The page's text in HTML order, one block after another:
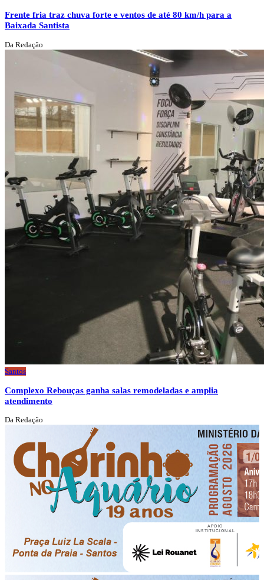
Frente fria traz chuva forte e ventos de até 80 km/h para a
Baixada Santista
Da Redação
Santos
Complexo Rebouças ganha salas remodeladas e amplia
atendimento
Da Redação